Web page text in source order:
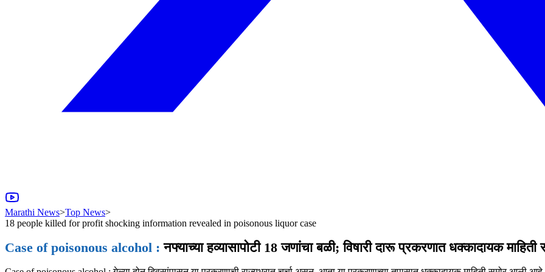
Marathi News>Top News>
18 people killed for profit shocking information revealed in poisonous liquor case
Case of poisonous alcohol : नफ्याच्या हव्यासापोटी 18 जणांचा बळी; विषारी दारू प्रकरणात धक्कादायक माहिती